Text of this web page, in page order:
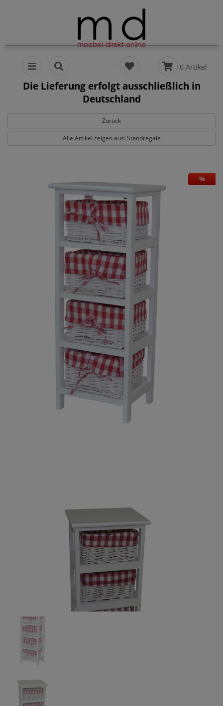
0 Artikel
Die Lieferung erfolgt ausschließlich in
Deutschland
Zurück
Alle Artikel zeigen aus: Standregale
%